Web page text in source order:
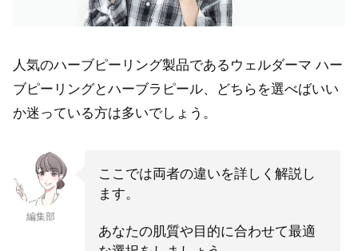
人気のハーブピーリング製品であるウェルダーマ ハー
ブピーリングとハーブラピール、どちらを選べばいい
か迷っている方は多いでしょう。
編集部
ここでは両者の違いを詳しく解説し
ます。
あなたの肌質や目的に合わせて最適